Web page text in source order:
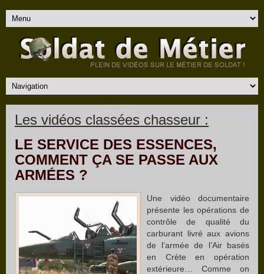
Les vidéos classées chasseur :
LE SERVICE DES ESSENCES,
COMMENT ÇA SE PASSE AUX
ARMÉES ?
Une vidéo documentaire
présente les opérations de
contrôle de qualité du
carburant livré aux avions
de l’armée de l’Air basés
en Crète en opération
extérieure… Comme on